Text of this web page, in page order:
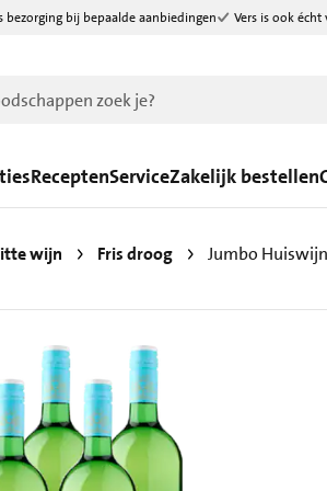
bezorging bij bepaalde aanbiedingen Vers is ook écht
ReceptenServiceZakelijk bestellen
wijn Fris droog Jumbo